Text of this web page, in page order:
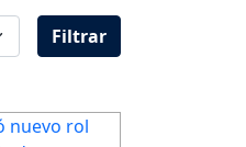
Filtrar